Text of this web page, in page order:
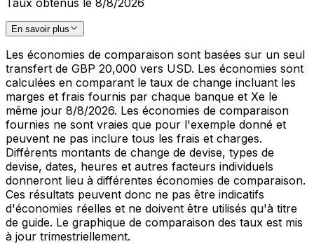
En savoir plus
Les économies de comparaison sont basées sur un seul
transfert de GBP 20,000 vers USD. Les économies sont
calculées en comparant le taux de change incluant les
marges et frais fournis par chaque banque et Xe le
même jour 8/8/2026. Les économies de comparaison
fournies ne sont vraies que pour l'exemple donné et
peuvent ne pas inclure tous les frais et charges.
Différents montants de change de devise, types de
devise, dates, heures et autres facteurs individuels
donneront lieu à différentes économies de comparaison.
Ces résultats peuvent donc ne pas être indicatifs
d'économies réelles et ne doivent être utilisés qu'à titre
de guide. Le graphique de comparaison des taux est mis
à jour trimestriellement.